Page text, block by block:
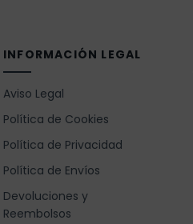
INFORMACIÓN LEGAL
Aviso Legal
Política de Cookies
Política de Privacidad
Política de Envíos
Devoluciones y
Reembolsos